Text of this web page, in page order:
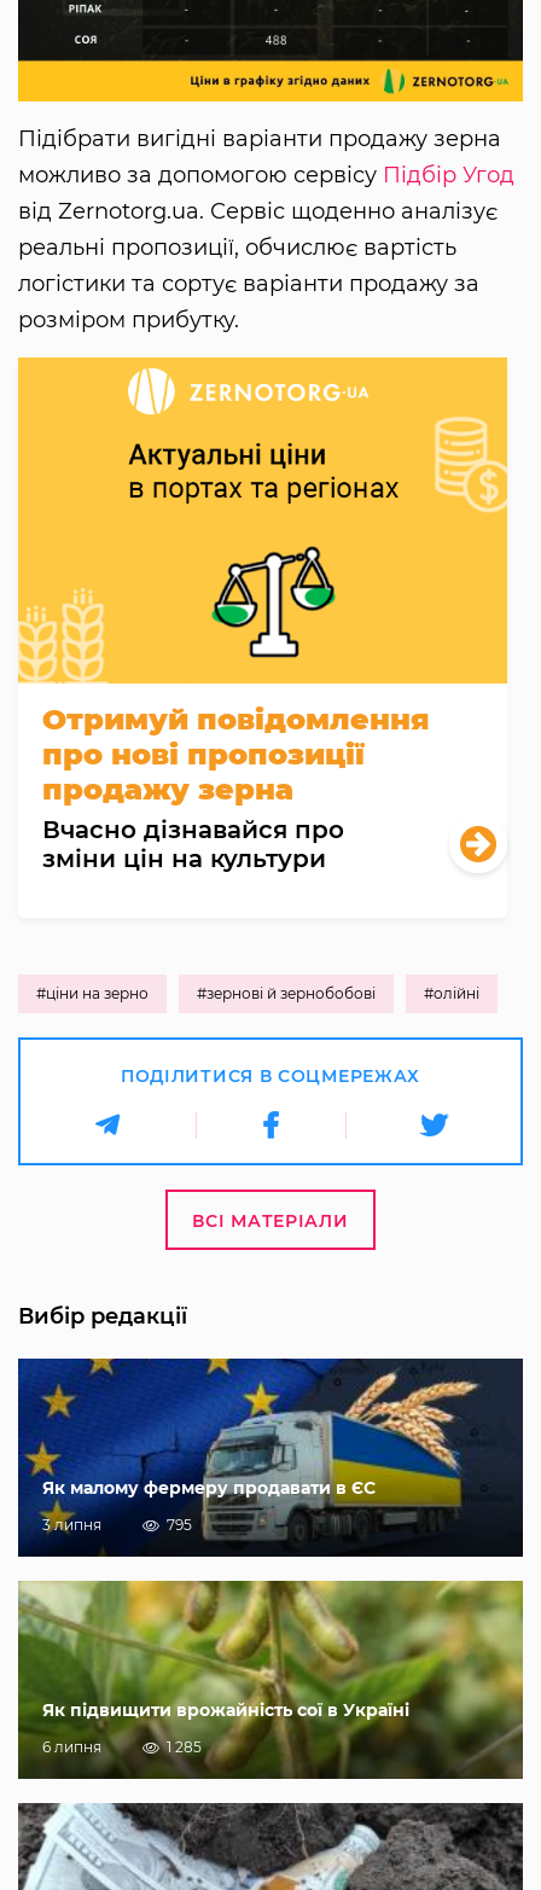
Підібрати вигідні варіанти продажу зерна
можливо за допомогою сервісу Підбір Угод
від Zernotorg.ua. Сервіс щоденно аналізує
реальні пропозиції, обчислює вартість
логістики та сортує варіанти продажу за
розміром прибутку.
Отримуй повідомлення
про нові пропозиції
продажу зерна
Вчасно дізнавайся про
зміни цін на культури
#ціни на зерно #зернові й зернобобові #олійні
ПОДІЛИТИСЯ В СОЦМЕРЕЖАХ
ВСІ МАТЕРІАЛИ
Вибір редакції
Як малому фермеру продавати в ЄС
3 липня 795
Як підвищити врожайність сої в Україні
6 липня 1 285